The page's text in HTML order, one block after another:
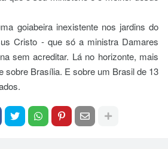
goiabeira inexistente nos jardins do
Cristo - que só a ministra Damares
sem acreditar. Lá no horizonte, mais
sobre Brasília. E sobre um Brasil de 13